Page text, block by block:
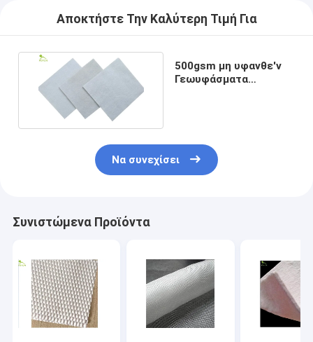
Αποκτήστε Την Καλύτερη Τιμή Για
500gsm μη υφανθε'ν
Γεωυφάσματα
Να συνεχίσει
Συνιστώμενα Προϊόντα